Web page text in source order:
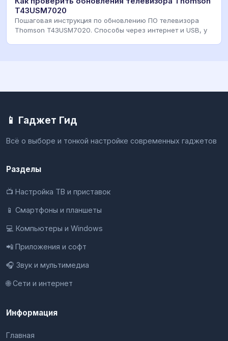
T43USM7020
Пошаговая инструкция по обновлению ПО телевизора
Thomson T43USM7020. Способы через интернет и USB, у
📱 Гаджет Гид
Всё о выборе и тонкой настройке современных гаджетов
Разделы
📺 Настройка ТВ и приставок
📱 Смартфоны и планшеты
💻 Компьютеры и Windows
📲 Приложения и софт
🎧 Звук и мультимедиа
🌐 Сети и интернет
Информация
Главная